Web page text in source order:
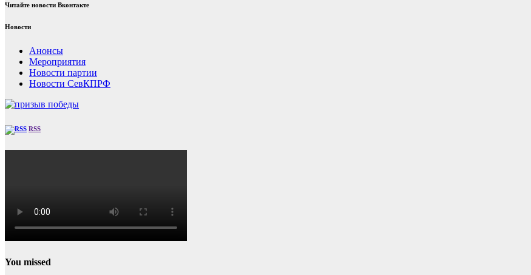
Читайте новости Вконтакте
Новости
Анонсы
Мероприятия
Новости партии
Новости СевКПРФ
RSS
You missed